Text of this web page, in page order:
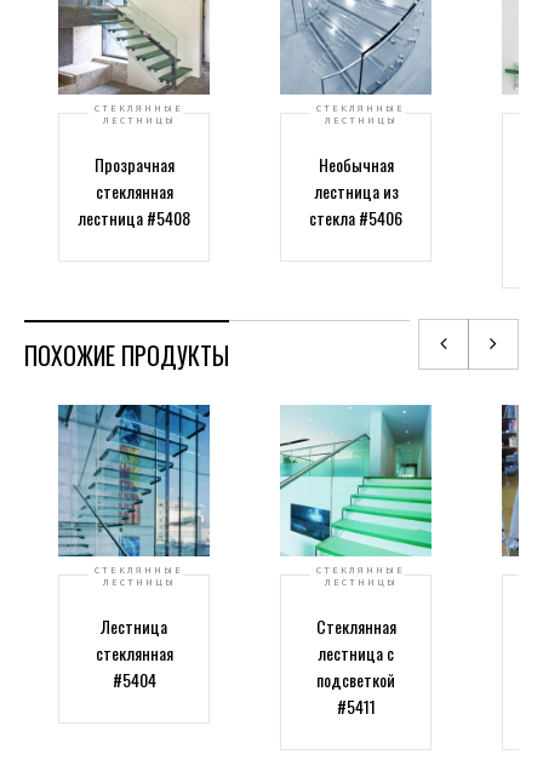
СТЕКЛЯННЫЕ
ЛЕСТНИЦЫ
Прозрачная
стеклянная
лестница #5408
СТЕКЛЯННЫЕ
ЛЕСТНИЦЫ
Необычная
лестница из
стекла #5406
ПОХОЖИЕ ПРОДУКТЫ
СТЕКЛЯННЫЕ
ЛЕСТНИЦЫ
Лестница
стеклянная
#5404
СТЕКЛЯННЫЕ
ЛЕСТНИЦЫ
Стеклянная
лестница с
подсветкой
#5411